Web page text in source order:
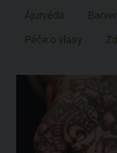
Ájurvéda
Péče o vlasy